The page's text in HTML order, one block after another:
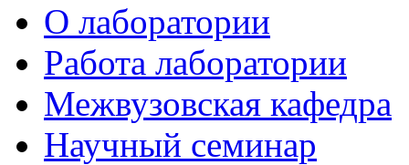
О лаборатории
Работа лаборатории
Межвузовская кафедра
Научный семинар